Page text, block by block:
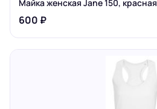
Майка женская Jane 150, красная
600 ₽